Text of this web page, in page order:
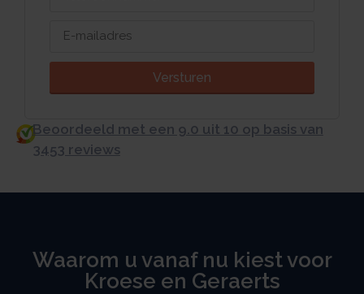
Versturen
Beoordeeld met een 9.0 uit 10 op basis van
3453 reviews
Waarom u vanaf nu kiest voor
Kroese en Geraerts